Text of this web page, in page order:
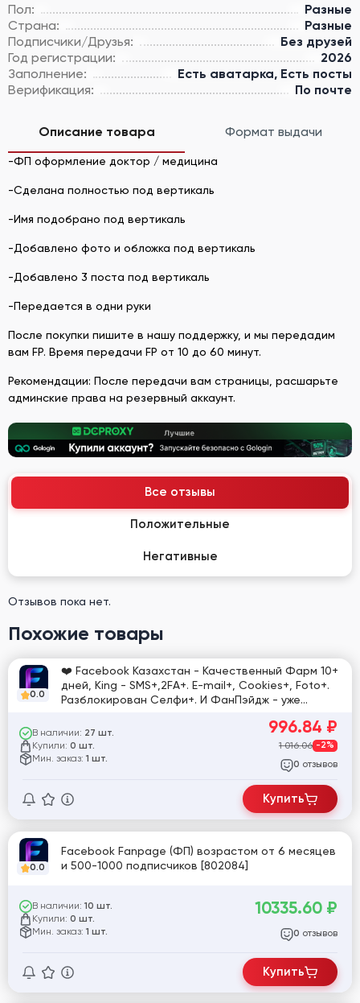
Пол:
Разные
Страна:
Разные
Подписчики/Друзья:
Без друзей
Год регистрации:
2026
Заполнение:
Есть аватарка, Есть посты
Верификация:
По почте
Описание товара Формат выдачи
-ФП оформление доктор / медицина
-Сделана полностью под вертикаль
-Имя подобрано под вертикаль
-Добавлено фото и обложка под вертикаль
-Добавлено 3 поста под вертикаль
-Передается в одни руки
После покупки пишите в нашу поддержку, и мы передадим
вам FP. Время передачи FP от 10 до 60 минут.
Рекомендации: После передачи вам страницы, расшарьте
админские права на резервный аккаунт.
Все отзывы
Положительные
Негативные
Отзывов пока нет.
Похожие товары
0.0
❤️ Facebook Казахстан - Качественный Фарм 10+
дней, King - SMS+,2FA+. E-mail+, Cookies+, Foto+.
Разблокирован Селфи+. И ФанПэйдж - уже
В наличии: 27 шт.
Купили: 0 шт.
Мин. заказ: 1 шт.
996.84 ₽
1 016.06 -2%
0 отзывов
Купить
0.0
Facebook Fanpage (ФП) возрастом от 6 месяцев
и 500-1000 подписчиков [802084]
В наличии: 10 шт.
Купили: 0 шт.
Мин. заказ: 1 шт.
10335.60 ₽
0 отзывов
Купить